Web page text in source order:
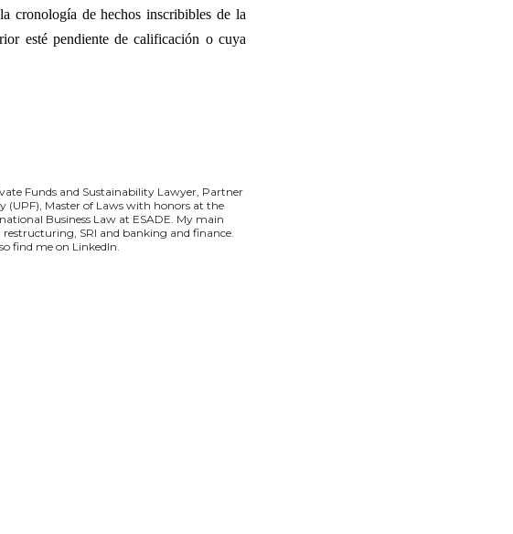
cronología de hechos inscribibles de la
esté pendiente de calificación o cuya
Funds and Sustainability Lawyer, Partner
(UPF), Master of Laws with honors at the
Business Law at ESADE. My main
SRI and banking and finance.
find me on LinkedIn.